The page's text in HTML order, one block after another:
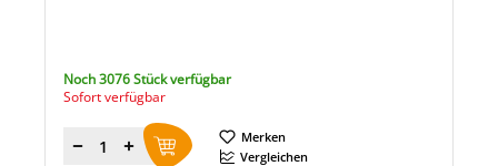
Noch 3076 Stück verfügbar
Sofort verfügbar
Menge
Merken
Vergleichen